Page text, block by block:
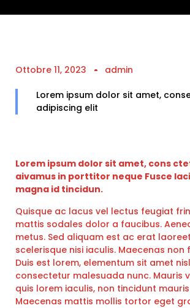
Ottobre 11, 2023 admin
Lorem ipsum dolor sit amet,
adipiscing elit
Lorem ipsum dolor sit amet, cons
aivamus in porttitor neque Fusce
magna id tincidun.
Quisque ac lacus vel lectus feugiat
mattis sodales dolor a faucibus.
metus. Sed aliquam est ac erat
scelerisque nisi iaculis. Maecenas non
Duis est lorem, elementum sit amet
consectetur malesuada nunc. Mauris
quis lorem iaculis, non tincidunt
Maecenas mattis mollis tortor eget